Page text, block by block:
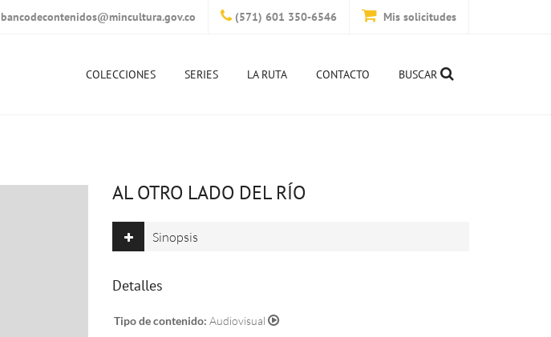
bancodecontenidos@mincultura.gov.co (571) 601 350-6546 Mis solicitudes
COLECCIONES SERIES LA RUTA CONTACTO BUSCAR
AL OTRO LADO DEL RÍO
Sinopsis
Detalles
Tipo de contenido: Audiovisual